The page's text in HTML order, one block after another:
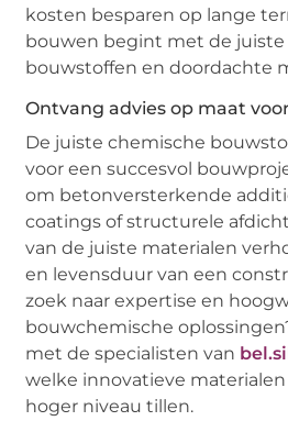
kosten besparen op lange
bouwen begint met de juiste
bouwstoffen en doordachte
Ontvang advies op maat
De juiste chemische
voor een succesvol
om betonversterkende
coatings of structurele
van de juiste materialen
en levensduur van een
zoek naar expertise en
bouwchemische
met de specialisten van
welke innovatieve
hoger niveau tillen.